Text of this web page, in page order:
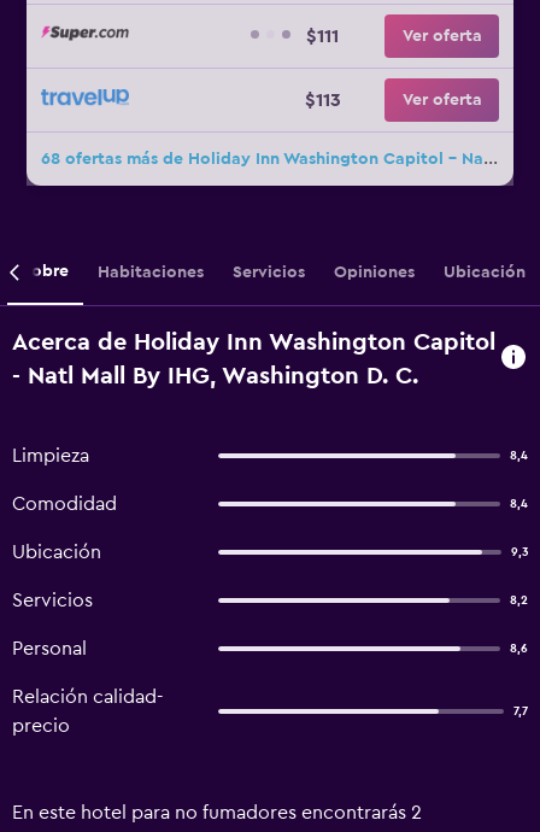
$111 Ver oferta
$113 Ver oferta
68 ofertas más de Holiday Inn Washington Capitol - Natl Mall By IHG
Sobre Habitaciones Servicios Opiniones Ubicación
Acerca de Holiday Inn Washington Capitol
- Natl Mall By IHG, Washington D. C.
Limpieza 8,4
Comodidad 8,4
Ubicación 9,3
Servicios 8,2
Personal 8,6
Relación calidad-
precio
7,7
En este hotel para no fumadores encontrarás 2